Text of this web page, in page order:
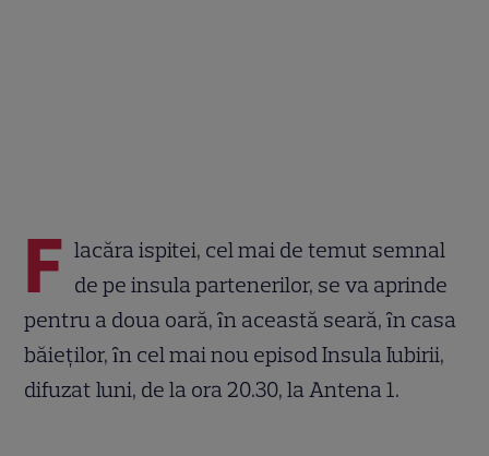
F lacăra ispitei, cel mai de temut semnal
de pe insula partenerilor, se va aprinde
pentru a doua oară, ȋn această seară, ȋn casa
băieţilor, ȋn cel mai nou episod Insula Iubirii,
difuzat luni, de la ora 20.30, la Antena 1.